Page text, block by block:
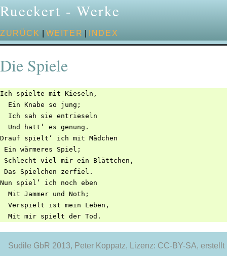
Rueckert - Werke
ZURÜCK WEITER INDEX
Die Spiele
Ich spielte mit Kieseln,
  Ein Knabe so jung;
  Ich sah sie entrieseln
  Und hatt’ es genung.
Drauf spielt’ ich mit Mädchen
Ein wärmeres Spiel;
Schlecht viel mir ein Blättchen,
Das Spielchen zerfiel.
Nun spiel’ ich noch eben
  Mit Jammer und Noth;
  Verspielt ist mein Leben,
Sudile GbR 2013, Peter Koppatz, Lizenz: CC-BY-SA,